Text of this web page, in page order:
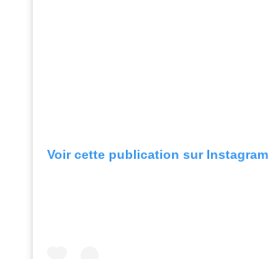
Voir cette publication sur Instagram